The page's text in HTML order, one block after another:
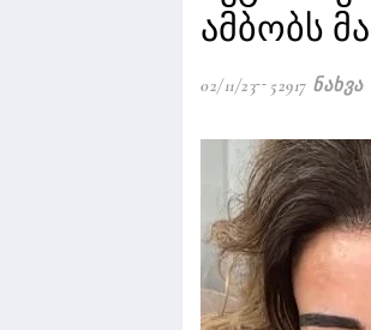
ამბობს
02/11/23 52917 Ნახვა